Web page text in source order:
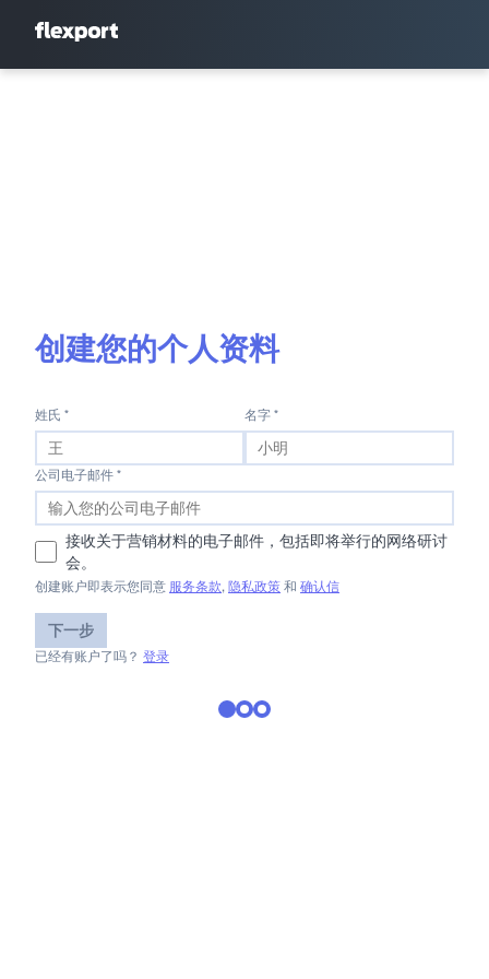
创建您的个人资料
姓氏 * 名字 *
公司电子邮件 *
接收关于营销材料的电子邮件，包括即将举行的网络研讨
会。
创建账户即表示您同意 服务条款, 隐私政策 和 确认信
下一步
已经有账户了吗？ 登录